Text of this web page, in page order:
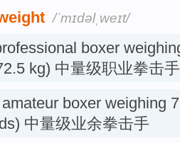
/ˈmɪdəlˌweɪt/
boxer
kg) 中量级职业拳击手
boxer weighing
中量级业余拳击手